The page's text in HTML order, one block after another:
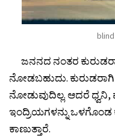
ಜನನದ ನಂತರ
ನೋಡಬಹುದು. ಕುರುಡರಾಗಿ
ನೋಡುವುದಿಲ್ಲ. ಆದರೆ
ಇಂದ್ರಿಯಗಳನ್ನು ಒಳಗೊಂಡ
ಕಾಣುತ್ತಾರೆ.